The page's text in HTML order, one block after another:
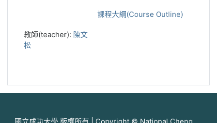
課程大綱(Course Outline)
教師(teacher): 陳文
松